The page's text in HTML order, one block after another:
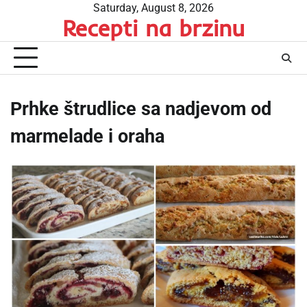
content
Saturday, August 8, 2026
Recepti na brzinu
Prhke štrudlice sa nadjevom od
marmelade i oraha